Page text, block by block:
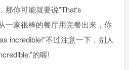
你可能就要说”That‘s
一家很棒的餐厅用完餐出来，你
incredible!”不过注意一下，别人
的喔!